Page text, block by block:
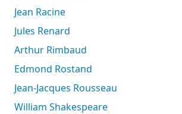
Jean Racine
Jules Renard
Arthur Rimbaud
Edmond Rostand
Jean-Jacques Rousseau
William Shakespeare